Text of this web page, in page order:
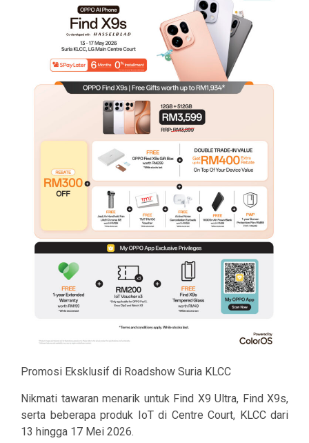
Promosi Eksklusif di Roadshow Suria KLCC
Nikmati tawaran menarik untuk Find X9 Ultra, Find X9s,
serta beberapa produk IoT di Centre Court, KLCC dari
13 hingga 17 Mei 2026.